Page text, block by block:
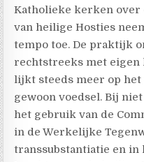
Katholieke kerken over
van heilige Hosties
tempo toe. De praktijk
rechtstreeks met eigen
lijkt steeds meer op het
gewoon voedsel. Bij
het gebruik van de
in de Werkelijke
transsubstantiatie en